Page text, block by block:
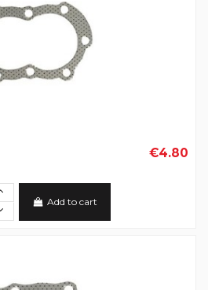
€4.80
Add to cart